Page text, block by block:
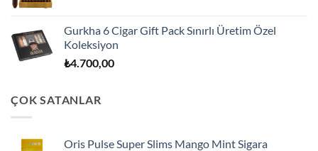
Gurkha 6 Cigar Gift Pack Sınırlı Üretim Özel
Koleksiyon
₺4.700,00
ÇOK SATANLAR
Oris Pulse Super Slims Mango Mint Sigara